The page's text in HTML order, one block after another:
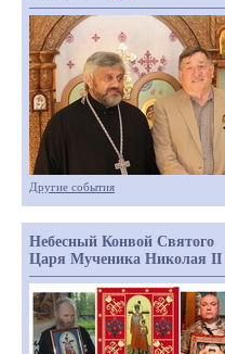
Другие события
Небесный Конвой Святого
Царя Мученика Николая II